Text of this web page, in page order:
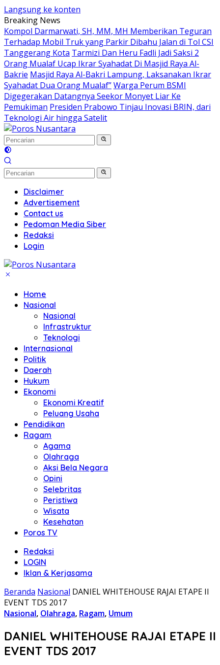
Langsung ke konten
Breaking News
Kompol Darmarwati, SH, MM, MH Memberikan Teguran
Terhadap Mobil Truk yang Parkir Dibahu Jalan di Tol CSI
Tanggerang Kota Tarmizi Dan Heru Fadli Jadi Saksi 2
Orang Mualaf Ucap Ikrar Syahadat Di Masjid Raya Al-
Bakrie Masjid Raya Al-Bakri Lampung, Laksanakan Ikrar
Syahadat Dua Orang Mualaf”Warga Perum BSMI
Digegerakan Datangnya Seekor Monyet Liar Ke
Pemukiman Presiden Prabowo Tinjau Inovasi BRIN, dari
Teknologi Air hingga Satelit
Disclaimer
Advertisement
Contact us
Pedoman Media Siber
Redaksi
Login
Home
Nasional
Nasional
Infrastruktur
Teknologi
Internasional
Politik
Daerah
Hukum
Ekonomi
Ekonomi Kreatif
Peluang Usaha
Pendidikan
Ragam
Agama
Olahraga
Aksi Bela Negara
Opini
Selebritas
Peristiwa
Wisata
Kesehatan
Poros TV
Redaksi
LOGIN
Iklan & Kerjasama
Beranda Nasional DANIEL WHITEHOUSE RAJAI ETAPE II
EVENT TDS 2017
Nasional, Olahraga, Ragam, Umum
DANIEL WHITEHOUSE RAJAI ETAPE II
EVENT TDS 2017